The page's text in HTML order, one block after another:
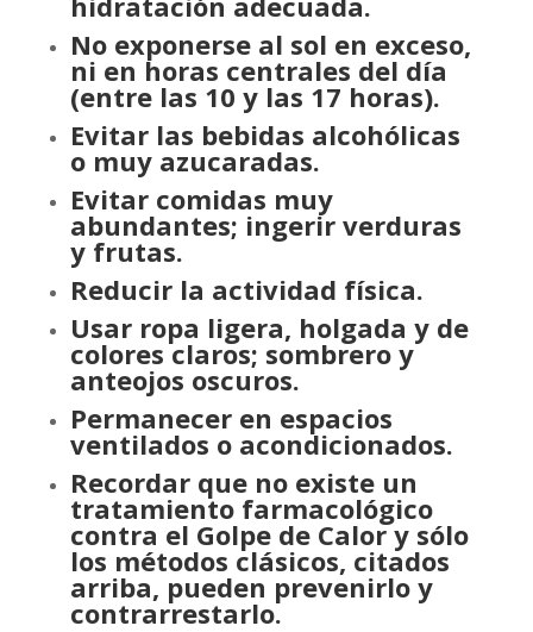
No exponerse al sol en exceso,
ni en horas centrales del día
(entre las 10 y las 17 horas).
Evitar las bebidas alcohólicas
o muy azucaradas.
Evitar comidas muy
abundantes; ingerir verduras
y frutas.
Reducir la actividad física.
Usar ropa ligera, holgada y de
colores claros; sombrero y
anteojos oscuros.
Permanecer en espacios
ventilados o acondicionados.
Recordar que no existe un
tratamiento farmacológico
contra el Golpe de Calor y sólo
los métodos clásicos, citados
arriba, pueden prevenirlo y
contrarrestarlo.